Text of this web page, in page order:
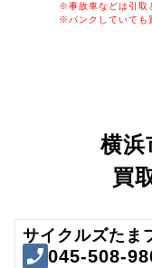
※事故車などは引取
※パンクしていても
横浜
買
サイクルズたま
045-508-